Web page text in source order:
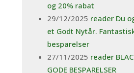
og 20% rabat
29/12/2025 reader Du
et Godt Nytår.
besparelser
27/11/2025 reader
GODE BESPARELSER